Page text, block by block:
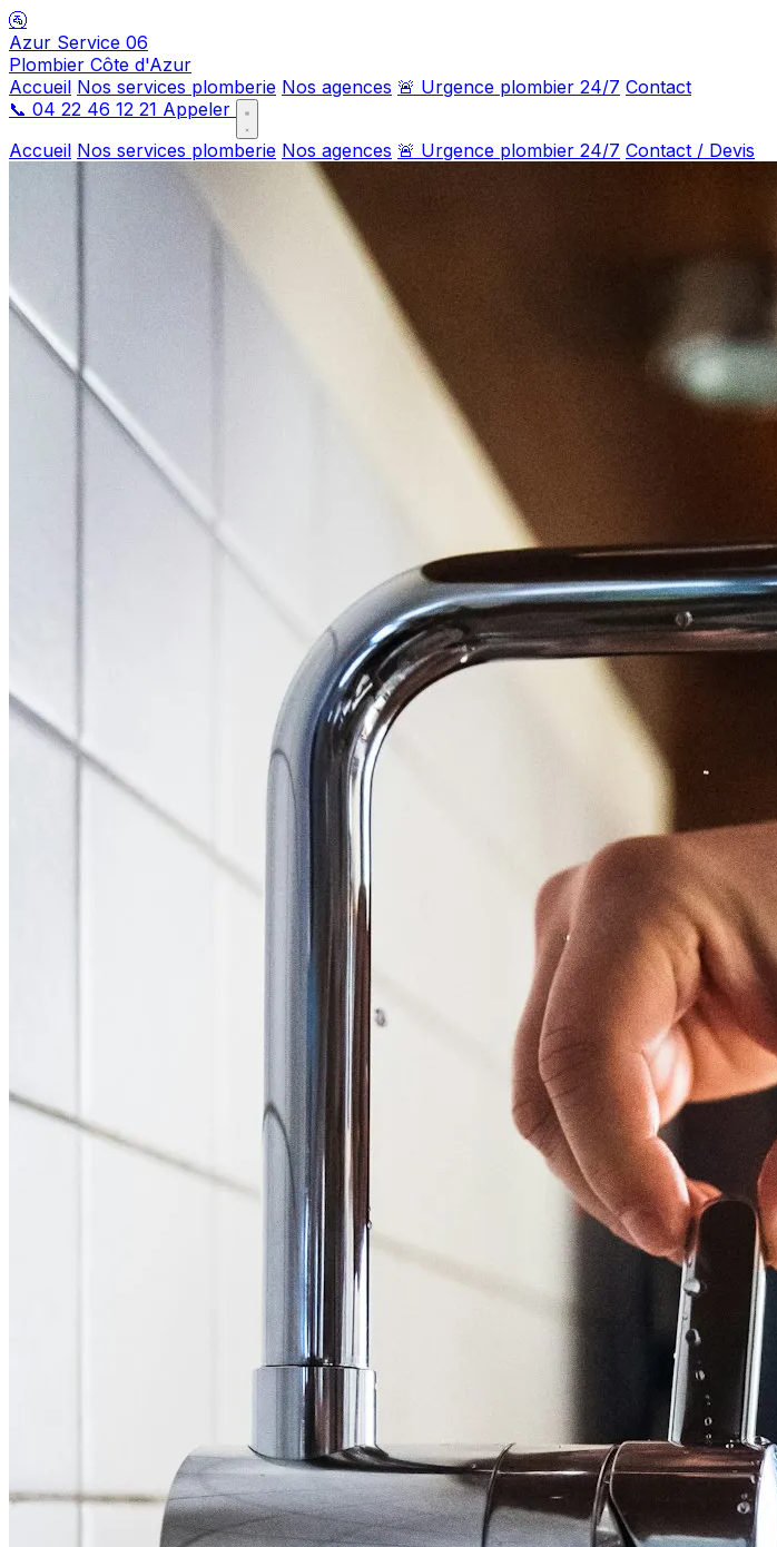
🚰
Azur Service 06
Plombier Côte d'Azur
Accueil Nos services plomberie Nos agences 🚨 Urgence plombier 24/7 Contact
📞 04 22 46 12 21 Appeler
Accueil Nos services plomberie Nos agences 🚨 Urgence plombier 24/7 Contact / Devis